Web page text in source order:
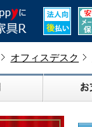
オフィスデスク